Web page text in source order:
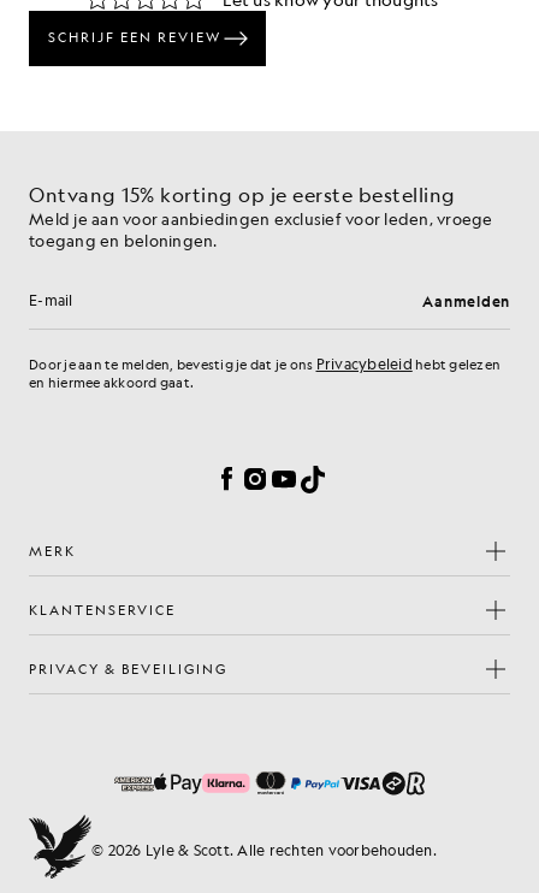
Ontvang 15% korting op je eerste bestelling
Meld je aan voor aanbiedingen exclusief voor leden, vroege
toegang en beloningen.
E-mailadres Aanmelden
Door je aan te melden, bevestig je dat je ons Privacybeleid hebt gelezen
en hiermee akkoord gaat.
Facebook
Instagram
YouTube
TikTok
MERK
KLANTENSERVICE
PRIVACY & BEVEILIGING
© 2026 Lyle & Scott. Alle rechten voorbehouden.